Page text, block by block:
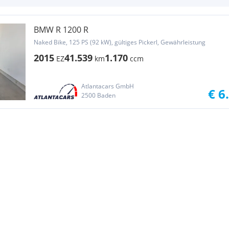
BMW R 1200 R
Naked Bike, 125 PS (92 kW), gültiges Pickerl, Gewährleistung
2015 EZ41.539 km1.170 ccm
Atlantacars GmbH
2500 Baden
€